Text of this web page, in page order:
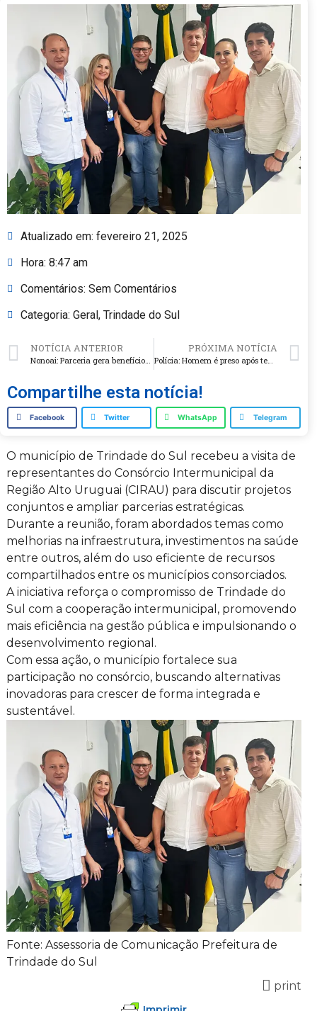
Atualizado em: fevereiro 21, 2025
Hora: 8:47 am
Comentários: Sem Comentários
Categoria: Geral, Trindade do Sul
NOTÍCIA ANTERIOR PRÓXIMA NOTÍCIA
Polícia: Homem é preso após tentativa de homicídio em bar e agressão a mulher grávida
Compartilhe esta notícia!
Facebook Twitter WhatsApp Telegram
O município de Trindade do Sul recebeu a visita de
representantes do Consórcio Intermunicipal da
Região Alto Uruguai (CIRAU) para discutir projetos
conjuntos e ampliar parcerias estratégicas.
Durante a reunião, foram abordados temas como
melhorias na infraestrutura, investimentos na saúde
entre outros, além do uso eficiente de recursos
compartilhados entre os municípios consorciados.
A iniciativa reforça o compromisso de Trindade do
Sul com a cooperação intermunicipal, promovendo
mais eficiência na gestão pública e impulsionando o
desenvolvimento regional.
Com essa ação, o município fortalece sua
participação no consórcio, buscando alternativas
inovadoras para crescer de forma integrada e
sustentável.
Fonte: Assessoria de Comunicação Prefeitura de
Trindade do Sul
print